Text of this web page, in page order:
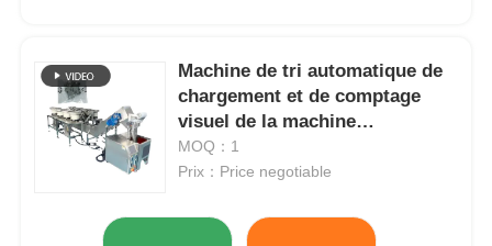
Contrôle de qualité
Nous contacter
Machine de tri automatique de
chargement et de comptage
visuel de la machine
d'emballage pour écrous
MOQ：1
Prix：Price negotiable